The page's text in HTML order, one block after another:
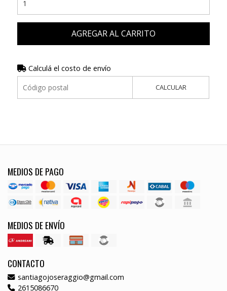
AGREGAR AL CARRITO
Calculá el costo de envío
CALCULAR
MEDIOS DE PAGO
MEDIOS DE ENVÍO
CONTACTO
santiagojoseraggio@gmail.com
2615086670